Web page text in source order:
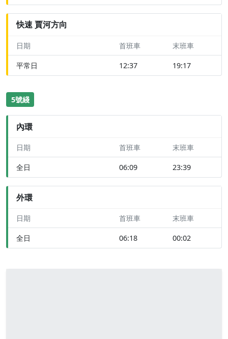
快速 賈河方向
日期 首班車 末班車
平常日 12:37 19:17
5號綫
內環
日期 首班車 末班車
全日 06:09 23:39
外環
日期 首班車 末班車
全日 06:18 00:02